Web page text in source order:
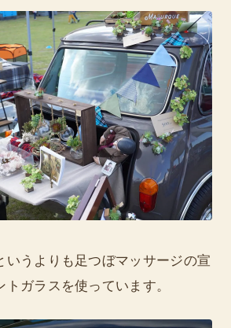
いうよりも足つぼマッサージの宣
ガラスを使っています。